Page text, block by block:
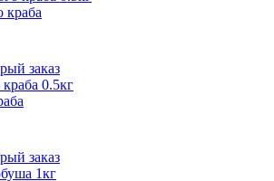
краба
заказ
заказ